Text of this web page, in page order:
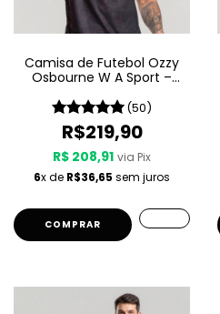
Camisa de Futebol Ozzy
Osbourne W A Sport –
(50)
R$219,90
R$ 208,91 via Pix
6x de R$36,65 sem juros
COMPRAR